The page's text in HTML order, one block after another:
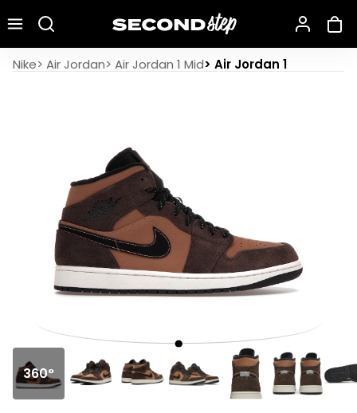
Nike> Air Jordan> Air Jordan 1 Mid> Air Jordan 1
Air Jordan 1 Mid Earthy Brown
360°